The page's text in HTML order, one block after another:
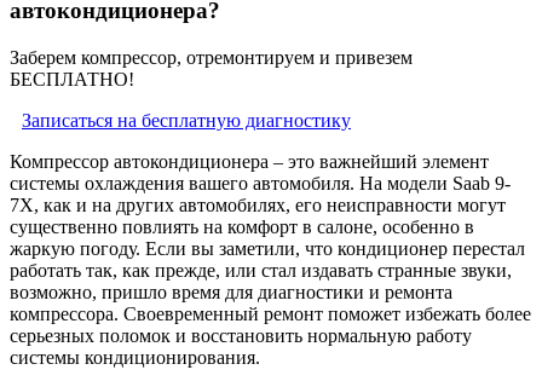
автокондиционера?
Заберем компрессор, отремонтируем и привезем
БЕСПЛАТНО!
Записаться на бесплатную диагностику
Компрессор автокондиционера – это важнейший элемент
системы охлаждения вашего автомобиля. На модели Saab 9-
7X, как и на других автомобилях, его неисправности могут
существенно повлиять на комфорт в салоне, особенно в
жаркую погоду. Если вы заметили, что кондиционер перестал
работать так, как прежде, или стал издавать странные звуки,
возможно, пришло время для диагностики и ремонта
компрессора. Своевременный ремонт поможет избежать более
серьезных поломок и восстановить нормальную работу
системы кондиционирования.